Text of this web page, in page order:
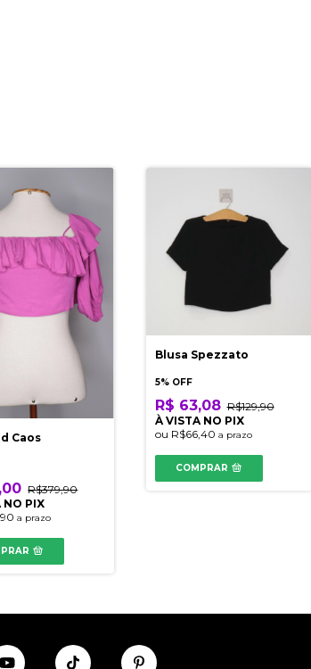
Caos
R$379,90
NO PIX
a prazo
Blusa Spezzato
5% OFF
R$ 63,08 R$129,90
À VISTA NO PIX
ou R$66,40 a prazo
COMPRAR